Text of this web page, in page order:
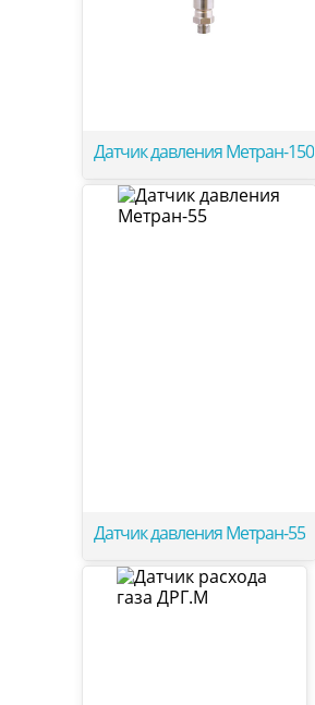
Датчик давления Метран-150
Датчик давления Метран-55